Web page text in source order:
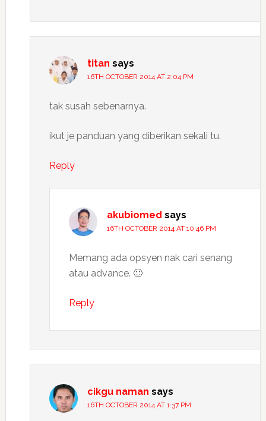
titan says
16TH OCTOBER 2014 AT 2:04 PM
tak susah sebenarnya.
ikut je panduan yang diberikan sekali tu.
Reply
akubiomed says
16TH OCTOBER 2014 AT 10:46 PM
Memang ada opsyen nak cari senang
atau advance. 🙂
Reply
cikgu naman says
16TH OCTOBER 2014 AT 1:37 PM